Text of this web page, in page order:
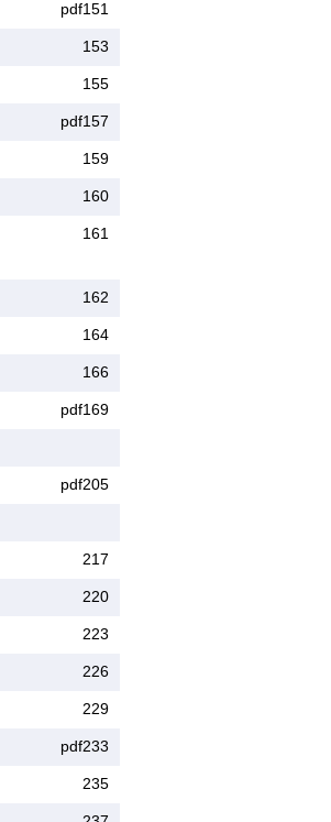
pdf151
153
155
pdf157
159
160
161
162
164
166
pdf169
pdf205
217
220
223
226
229
pdf233
235